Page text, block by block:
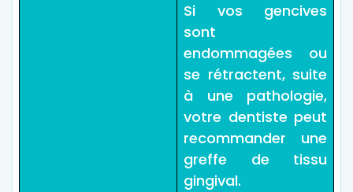
Si vos gencives
sont
endommagées ou
se rétractent, suite
à une pathologie,
votre dentiste peut
recommander une
greffe de tissu
gingival.